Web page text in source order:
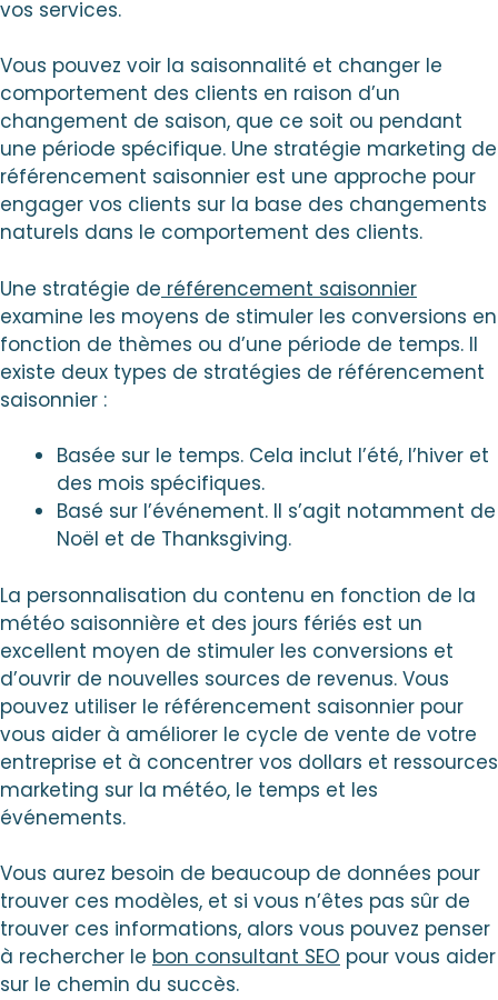
vos services.
Vous pouvez voir la saisonnalité et changer le
comportement des clients en raison d’un
changement de saison, que ce soit ou pendant
une période spécifique. Une stratégie marketing de
référencement saisonnier est une approche pour
engager vos clients sur la base des changements
naturels dans le comportement des clients.
Une stratégie de référencement saisonnier
examine les moyens de stimuler les conversions en
fonction de thèmes ou d’une période de temps. Il
existe deux types de stratégies de référencement
saisonnier :
Basée sur le temps. Cela inclut l’été, l’hiver et
des mois spécifiques.
Basé sur l’événement. Il s’agit notamment de
Noël et de Thanksgiving.
La personnalisation du contenu en fonction de la
météo saisonnière et des jours fériés est un
excellent moyen de stimuler les conversions et
d’ouvrir de nouvelles sources de revenus. Vous
pouvez utiliser le référencement saisonnier pour
vous aider à améliorer le cycle de vente de votre
entreprise et à concentrer vos dollars et ressources
marketing sur la météo, le temps et les
événements.
Vous aurez besoin de beaucoup de données pour
trouver ces modèles, et si vous n’êtes pas sûr de
trouver ces informations, alors vous pouvez penser
à rechercher le bon consultant SEO pour vous aider
sur le chemin du succès.